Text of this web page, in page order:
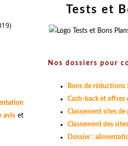
avis et
Tests et
Nos dossiers pour
Bons de réductions
Cash-back et offres
Classement sites
Classement des
Dossier :